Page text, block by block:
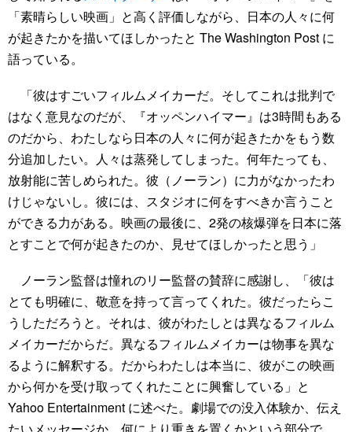
「素晴らしい映画」と高く評価しながら、日本の人々に何
が起きたかを描いてほしかったと The Washington Post に
語っている。
「彼はすごいフィルムメイカーだ。そしてこれは批判で
はなく意見なのだが、『オッペンハイマー』は3時間もある
のだから、わたしなら日本の人々に何が起きたかをもう数
分追加したい。人々は蒸発してしまった。何年たっても、
放射能に苦しめられた。彼（ノーラン）に力がなかったわ
けじゃないし。彼には、スタジオに何をすべきか言うこと
ができる力がある。映画の最後に、2発の核爆弾を日本に落
とすことで何が起きたのか、見せてほしかったと思う」
ノーラン監督は憧れのリー監督の賛辞に感謝し、「彼は
とても明確に、敬意を持って言ってくれた。彼だったらこ
うしただろうと。それは、彼がわたしとは異なるフィルム
メイカーだからだ。異なるフィルムメイカーは物事を異な
るように解釈する。だからわたしは本当に、彼がこの映画
から何かを受け取ってくれたことに興奮している」と
Yahoo Entertainment に述べた。劇場での没入体験か、伝え
たいメッセージか、何により重きを置くかという部分で、